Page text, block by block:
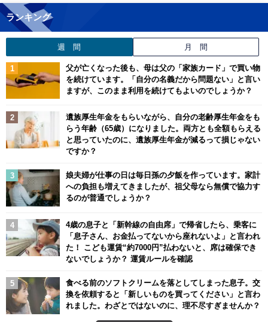
ランキング
週 間 月 間
父が亡くなった後も、母は父の「家族カード」で買い物
を続けています。「自分の名義だから問題ない」と言い
ますが、このまま利用を続けてもよいのでしょうか？
遺族厚生年金をもらいながら、自分の老齢厚生年金をも
らう年齢（65歳）になりました。両方とも全額もらえる
と思っていたのに、遺族厚生年金が減るって損じゃない
ですか？
娘夫婦が仕事の日は毎日孫の夕飯を作っています。家計
への負担も増えてきましたが、祖父母なら無償で協力す
るのが普通でしょうか？
4歳の息子と「新幹線の自由席」で帰省したら、乗客に
「息子さん、お金払ってないから座れないよ」と言われ
た！ こども運賃“約7000円”払わないと、席は確保でき
ないでしょうか？ 運賃ルールを確認
食べる前のソフトクリームを落としてしまった息子。交
換を依頼すると「新しいものを買ってください」と言わ
れました。わざとではないのに、理不尽すぎませんか？